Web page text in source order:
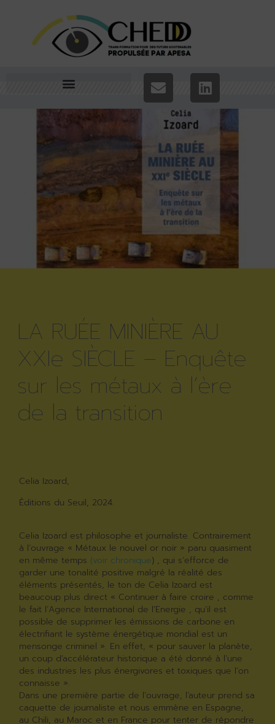
LA RUÉE MINIÈRE AU
XXIe SIÈCLE – Enquête
sur les métaux à l’ère
de la transition
Celia Izoard,
Éditions du Seuil, 2024.
Celia Izoard est philosophe et journaliste. Contrairement
à l’ouvrage « Métaux le nouvel or noir » paru quasiment
en même temps (voir chronique) , qui s’efforce de
garder une tonalité positive malgré la réalité des
éléments présentés, le ton de Celia Izoard est
beaucoup plus direct « Continuer à faire croire , comme
le fait l’Agence International de l’Energie , qu’il est
possible de supprimer les émissions de carbone en
électrifiant le système énergétique mondial est un
mensonge criminel ». En effet, « pour sauver la planète,
un coup d’accélérateur historique a été donné à l’une
des industries les plus énergivores et toxiques que l’on
connaisse ».
Dans une première partie de l’ouvrage, l’auteur prend sa
caquette de journaliste et nous emmène en Espagne,
au Chili, au Maroc et en France pour tenter de répondre